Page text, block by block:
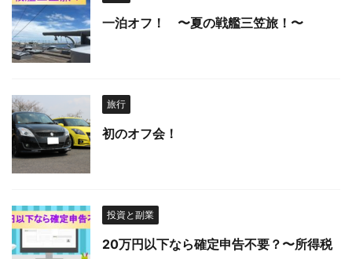
一泊オフ！ 〜夏の戦艦三笠旅！〜
旅行
初のオフ会！
投資と副業
20万円以下なら確定申告不要？〜所得税